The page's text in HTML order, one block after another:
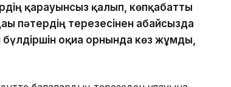
қарауынсыз қалып, көпқабатты
пәтердің терезесінен абайсызда
оқиға орнында көз жұмды,